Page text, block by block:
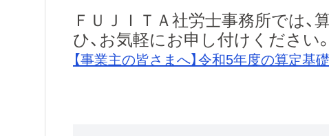
ＦＵＪＩＴＡ社労士事務所では
ひ、お気軽にお申し付けください。
【事業主の皆さまへ】令和5年度の算定基